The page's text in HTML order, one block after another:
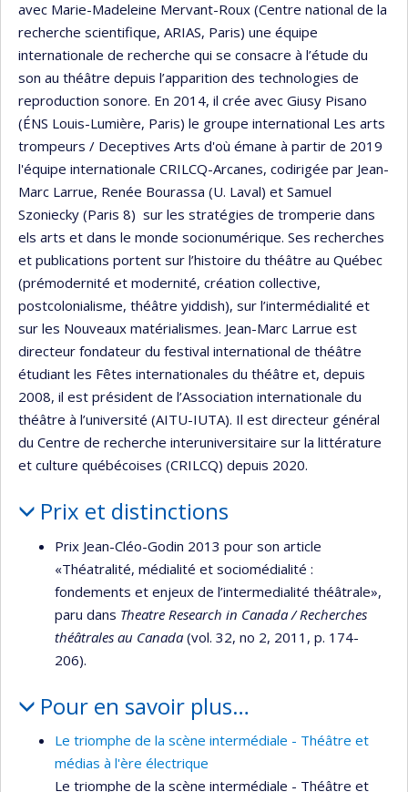
avec Marie-Madeleine Mervant-Roux (Centre national de la
recherche scientifique, ARIAS, Paris) une équipe
internationale de recherche qui se consacre à l’étude du
son au théâtre depuis l’apparition des technologies de
reproduction sonore. En 2014, il crée avec Giusy Pisano
(ÉNS Louis-Lumière, Paris) le groupe international Les arts
trompeurs / Deceptives Arts d'où émane à partir de 2019
l'équipe internationale CRILCQ-Arcanes, codirigée par Jean-
Marc Larrue, Renée Bourassa (U. Laval) et Samuel
Szoniecky (Paris 8) sur les stratégies de tromperie dans
els arts et dans le monde socionumérique. Ses recherches
et publications portent sur l’histoire du théâtre au Québec
(prémodernité et modernité, création collective,
postcolonialisme, théâtre yiddish), sur l’intermédialité et
sur les Nouveaux matérialismes. Jean-Marc Larrue est
directeur fondateur du festival international de théâtre
étudiant les Fêtes internationales du théâtre et, depuis
2008, il est président de l’Association internationale du
théâtre à l’université (AITU-IUTA). Il est directeur général
du Centre de recherche interuniversitaire sur la littérature
et culture québécoises (CRILCQ) depuis 2020.
Prix et distinctions
Prix Jean-Cléo-Godin 2013 pour son article
«Théatralité, médialité et sociomédialité :
fondements et enjeux de l’intermedialité théâtrale»,
paru dans Theatre Research in Canada / Recherches
théâtrales au Canada (vol. 32, no 2, 2011, p. 174-
206).
Pour en savoir plus…
Le triomphe de la scène intermédiale - Théâtre et
médias à l'ère électrique
Le triomphe de la scène intermédiale - Théâtre et